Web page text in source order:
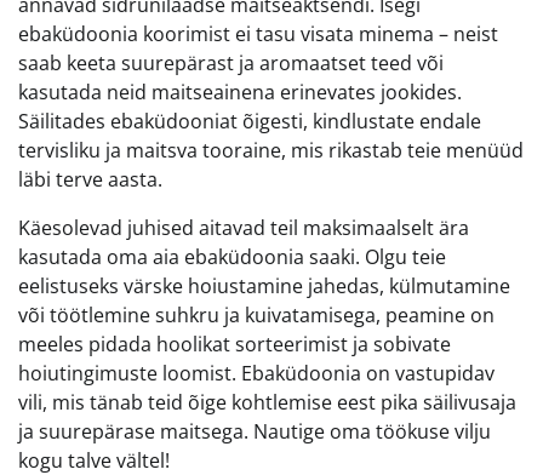
ebaküdoonia koorimist ei tasu visata minema – neist
saab keeta suurepärast ja aromaatset teed või
kasutada neid maitseainena erinevates jookides.
Säilitades ebaküdooniat õigesti, kindlustate endale
tervisliku ja maitsva tooraine, mis rikastab teie menüüd
läbi terve aasta.
Käesolevad juhised aitavad teil maksimaalselt ära
kasutada oma aia ebaküdoonia saaki. Olgu teie
eelistuseks värske hoiustamine jahedas, külmutamine
või töötlemine suhkru ja kuivatamisega, peamine on
meeles pidada hoolikat sorteerimist ja sobivate
hoiutingimuste loomist. Ebaküdoonia on vastupidav
vili, mis tänab teid õige kohtlemise eest pika säilivusaja
ja suurepärase maitsega. Nautige oma töökuse vilju
kogu talve vältel!